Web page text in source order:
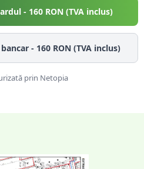
- 160RON (TVA inclus)
- 160RON (TVA inclus)
prin Netopia